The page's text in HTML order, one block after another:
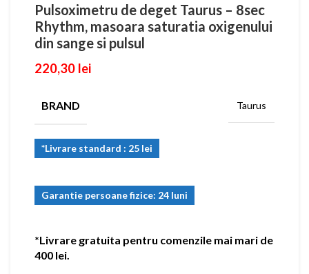
Pulsoximetru de deget Taurus – 8sec
Rhythm, masoara saturatia oxigenului
din sange si pulsul
220,30 lei
BRAND Taurus
*Livrare standard : 25 lei
Garantie persoane fizice: 24 luni
*Livrare gratuita pentru comenzile mai mari de
400 lei.